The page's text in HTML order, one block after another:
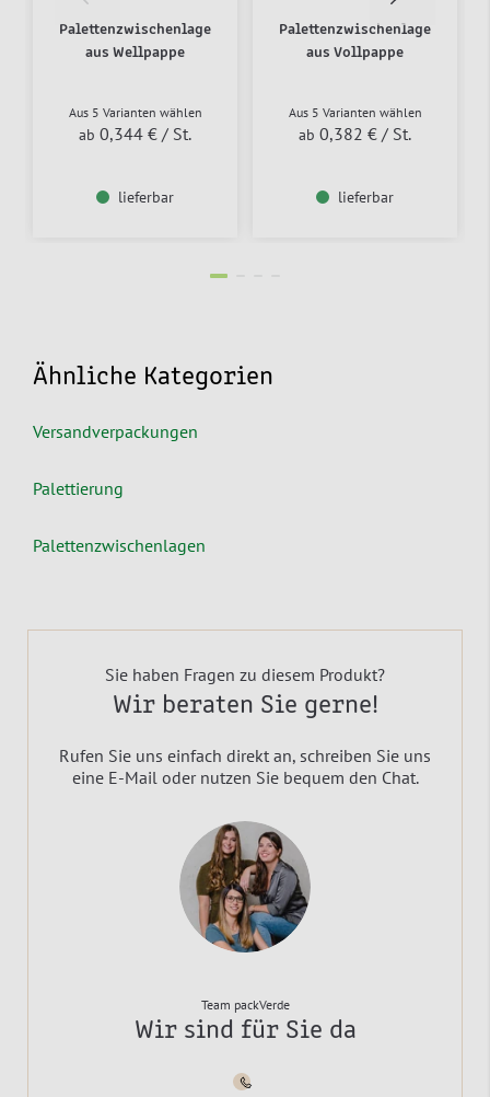
Palettenzwischenlage
aus Wellpappe
Aus 5 Varianten wählen
ab 0,344 € / St.
lieferbar
Palettenzwischenlage
aus Vollpappe
Aus 5 Varianten wählen
ab 0,382 € / St.
lieferbar
Ähnliche Kategorien
Versandverpackungen
Palettierung
Palettenzwischenlagen
Sie haben Fragen zu diesem Produkt?
Wir beraten Sie gerne!
Rufen Sie uns einfach direkt an, schreiben Sie uns
eine E-Mail oder nutzen Sie bequem den Chat.
Team packVerde
Wir sind für Sie da